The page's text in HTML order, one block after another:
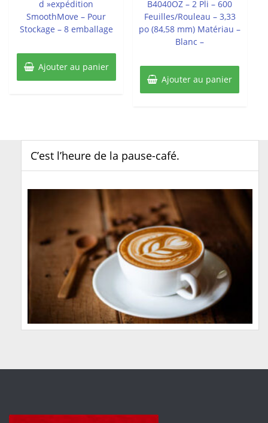
d »expédition
SmoothMove – Pour
Stockage – 8 emballage
Ajouter au panier
B4040OZ – 2 Pli – 600
Feuilles/Rouleau – 3,33
po (84,58 mm) Matériau –
Blanc –
Ajouter au panier
C’est l’heure de la pause-café.